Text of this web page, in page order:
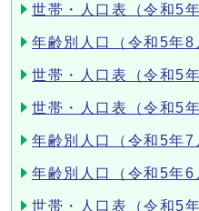
世帯・人口表（令和5
年齢別人口（令和5年8
世帯・人口表（令和5
世帯・人口表（令和5
年齢別人口（令和5年7
年齢別人口（令和5年6
世帯・人口表（令和5